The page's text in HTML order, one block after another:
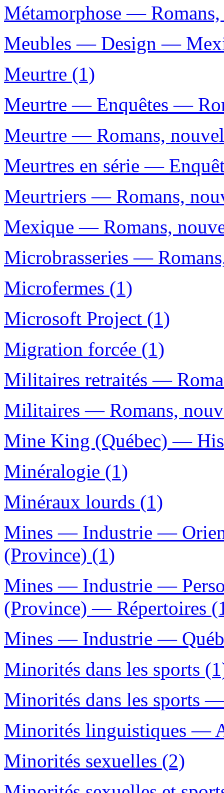
Métamorphose —
Meubles — Design —
Meurtre (1)
Meurtre — Enquêtes —
Meurtre — Romans,
Meurtres en série —
Meurtriers — Romans,
Mexique — Romans,
Microbrasseries —
Microfermes (1)
Microsoft Project (1)
Migration forcée (1)
Militaires retraités —
Militaires — Romans,
Mine King (Québec) —
Minéralogie (1)
Minéraux lourds (1)
Mines — Industrie —
(Province) (1)
Mines — Industrie —
(Province) — Répertoires
Mines — Industrie —
Minorités dans les sports
Minorités dans les sports
Minorités linguistiques —
Minorités sexuelles (2)